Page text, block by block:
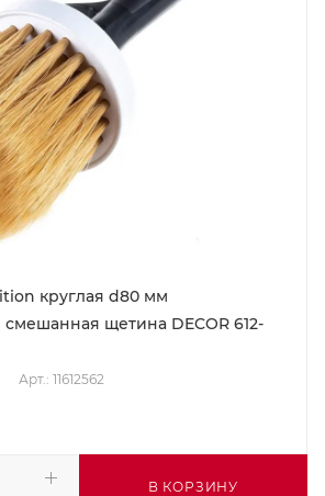
круглая d80 мм
смешанная щетина DECOR 612-
Арт.: 11612562
В КОРЗИНУ